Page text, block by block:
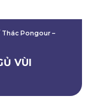
Thác Pongour –
VÙI